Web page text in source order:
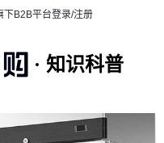
下B2B平台登录/注册
知识科普